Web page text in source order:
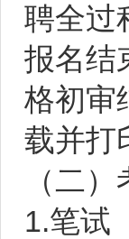
聘全过
报名结
格初审
载并打
（二
1.笔试